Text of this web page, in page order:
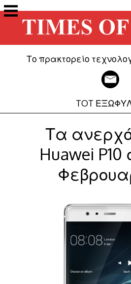
Μετάβαση
στο
περιεχόμενο
Το πρακτορείο
TOT
Τα
Huawei P10